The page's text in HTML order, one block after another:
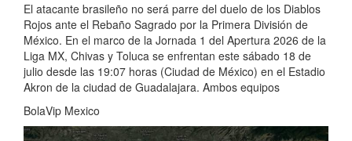
El atacante brasileño no será parre del duelo de los Diablos
Rojos ante el Rebaño Sagrado por la Primera División de
México. En el marco de la Jornada 1 del Apertura 2026 de la
Liga MX, Chivas y Toluca se enfrentan este sábado 18 de
julio desde las 19:07 horas (Ciudad de México) en el Estadio
Akron de la ciudad de Guadalajara. Ambos equipos
BolaVip Mexico